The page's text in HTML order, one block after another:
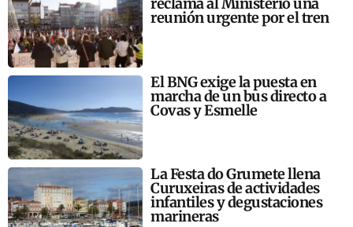
reunión urgente por el tren
El BNG exige la puesta en
marcha de un bus directo a
Covas y Esmelle
La Festa do Grumete llena
Curuxeiras de actividades
infantiles y degustaciones
marineras